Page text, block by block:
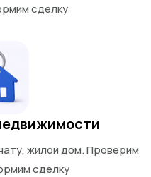
сделку
жилой дом. Проверим
сделку